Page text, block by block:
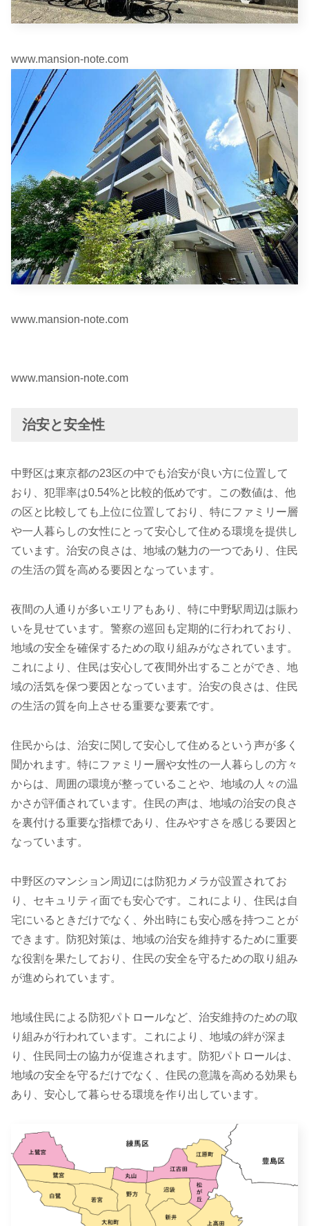
www.mansion-note.com
www.mansion-note.com
www.mansion-note.com
治安と安全性
中野区は東京都の23区の中でも治安が良い方に位置して
おり、犯罪率は0.54%と比較的低めです。この数値は、他
の区と比較しても上位に位置しており、特にファミリー層
や一人暮らしの女性にとって安心して住める環境を提供し
ています。治安の良さは、地域の魅力の一つであり、住民
の生活の質を高める要因となっています。
夜間の人通りが多いエリアもあり、特に中野駅周辺は賑わ
いを見せています。警察の巡回も定期的に行われており、
地域の安全を確保するための取り組みがなされています。
これにより、住民は安心して夜間外出することができ、地
域の活気を保つ要因となっています。治安の良さは、住民
の生活の質を向上させる重要な要素です。
住民からは、治安に関して安心して住めるという声が多く
聞かれます。特にファミリー層や女性の一人暮らしの方々
からは、周囲の環境が整っていることや、地域の人々の温
かさが評価されています。住民の声は、地域の治安の良さ
を裏付ける重要な指標であり、住みやすさを感じる要因と
なっています。
中野区のマンション周辺には防犯カメラが設置されてお
り、セキュリティ面でも安心です。これにより、住民は自
宅にいるときだけでなく、外出時にも安心感を持つことが
できます。防犯対策は、地域の治安を維持するために重要
な役割を果たしており、住民の安全を守るための取り組み
が進められています。
地域住民による防犯パトロールなど、治安維持のための取
り組みが行われています。これにより、地域の絆が深ま
り、住民同士の協力が促進されます。防犯パトロールは、
地域の安全を守るだけでなく、住民の意識を高める効果も
あり、安心して暮らせる環境を作り出しています。